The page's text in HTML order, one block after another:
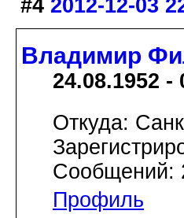
#4 2012-12-03
Владимир
24.08.1952 -
Откуда:
Сообщений:
Профиль